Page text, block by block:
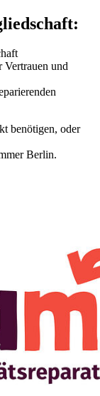
Vertrauen und
benötigen, oder
Berlin.